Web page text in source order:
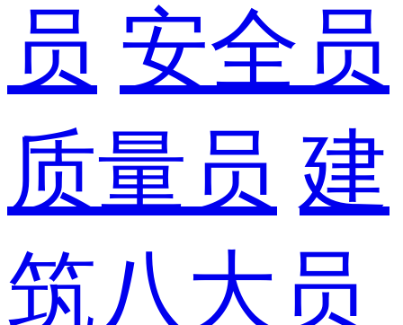
员 安全员
质量员 建
筑八大员